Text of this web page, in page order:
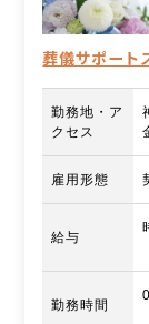
葬儀サポート
勤務地・ア
クセス
雇用形態
給与
勤務時間